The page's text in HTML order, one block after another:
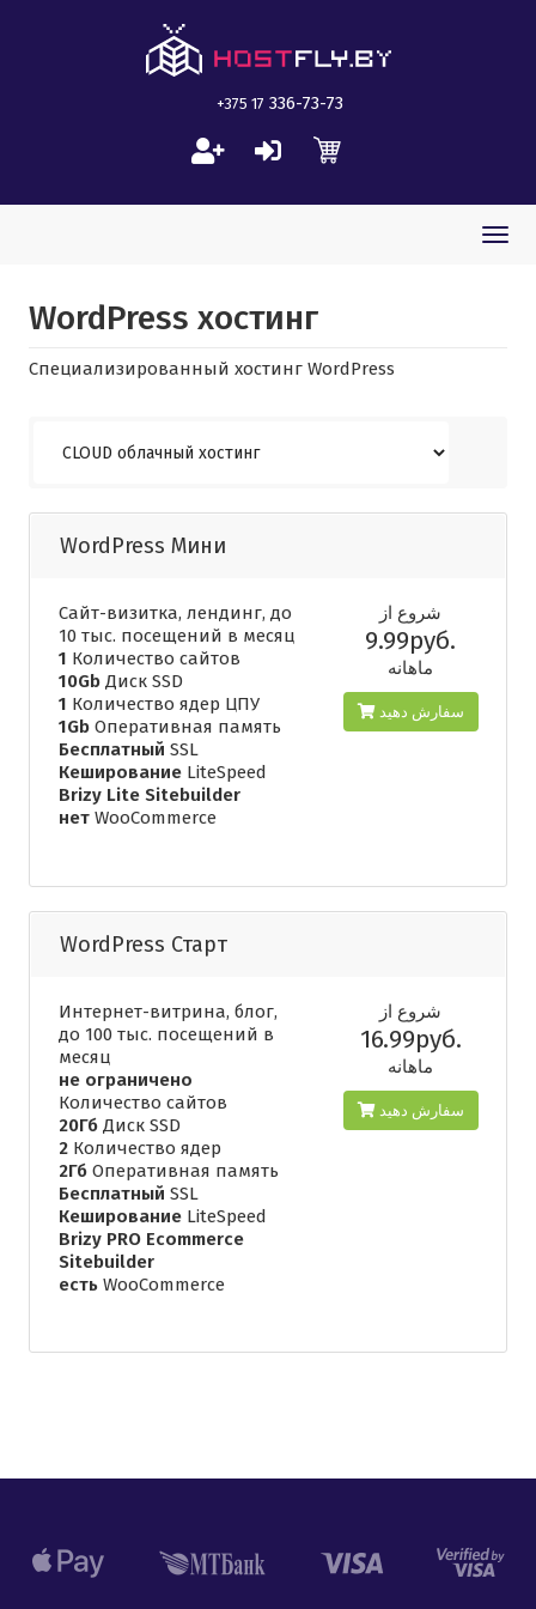
+375 17 336-73-73
WordPress хостинг
Специализированный хостинг WordPress
WordPress Мини
Сайт-визитка, лендинг, до
10 тыс. посещений в месяц
1 Количество сайтов
10Gb Диск SSD
1 Количество ядер ЦПУ
1Gb Оперативная память
Бесплатный SSL
Кеширование LiteSpeed
Brizy Lite Sitebuilder
нет WooCommerce
شروع از
9.99руб.
ماهانه
سفارش دهید
WordPress Старт
Интернет-витрина, блог,
до 100 тыс. посещений в
месяц
не ограничено
Количество сайтов
20Гб Диск SSD
2 Количество ядер
2Гб Оперативная память
Бесплатный SSL
Кеширование LiteSpeed
Brizy PRO Ecommerce
Sitebuilder
есть WooCommerce
شروع از
16.99руб.
ماهانه
سفارش دهید